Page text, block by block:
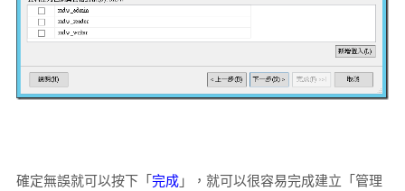
確定無誤就可以按下「 完成」，就可以很容易完成建立「管理